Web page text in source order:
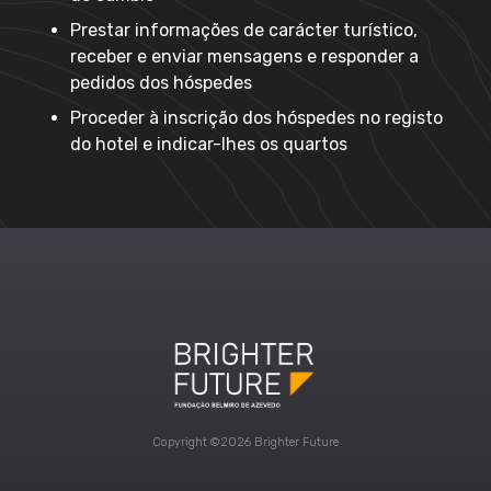
Prestar informações de carácter turístico,
receber e enviar mensagens e responder a
pedidos dos hóspedes
Proceder à inscrição dos hóspedes no registo
do hotel e indicar-lhes os quartos
Copyright ©2026 Brighter Future